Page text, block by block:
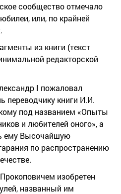
сообщество отмечало
или, по крайней
из книги (текст
редакторской
I пожаловал
переводчику книги И.И.
под названием «Опыты
и любителей оного», а
ему Высочайшую
по распространению
изобретен
названный им